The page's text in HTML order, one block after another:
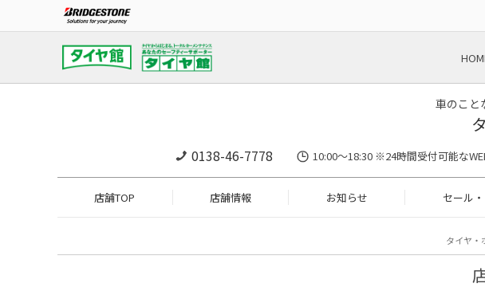
車のこと
0138-46-7778 10:00～18:30 ※24時間受付可能な
店舗TOP 店舗情報 お知らせ セール
タイヤ・